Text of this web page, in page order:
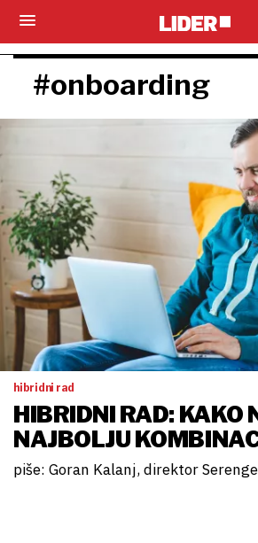
#onboarding
hibridni rad
HIBRIDNI RAD: KAKO
NAJBOLJU
piše: Goran Kalanj, direktor